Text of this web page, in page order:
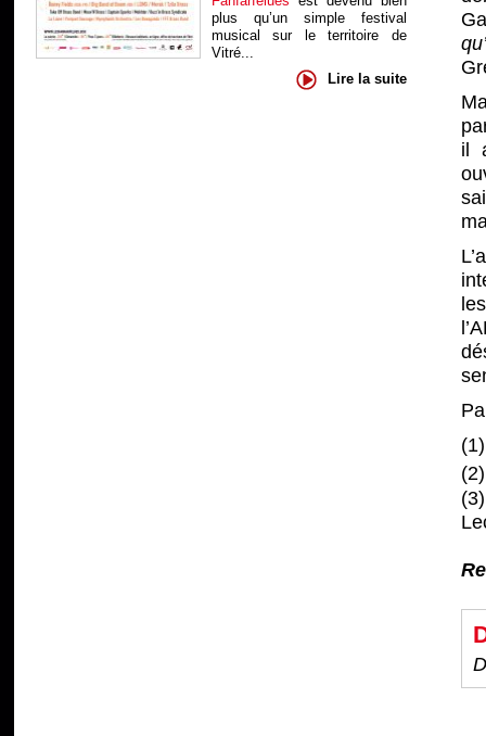
plus qu’un simple festival
musical sur le territoire de
Vitré...
Lire la suite
il